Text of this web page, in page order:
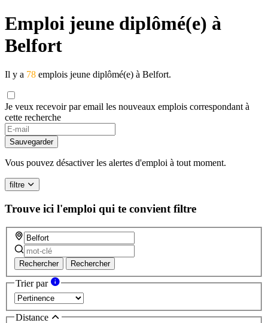
Emploi jeune diplômé(e) à
Belfort
Il y a 78 emplois jeune diplômé(e) à Belfort.
Je veux recevoir par email les nouveaux emplois correspondant à
cette recherche
Sauvegarder
Vous pouvez désactiver les alertes d'emploi à tout moment.
filtre
Trouve ici l'emploi qui te convient filtre
Rechercher Rechercher
Trier par
Distance